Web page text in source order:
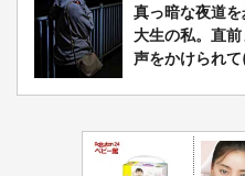
真っ暗な夜道
大生の私。直
声をかけられ